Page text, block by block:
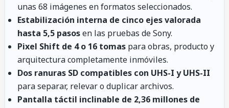
unas 68 imágenes en formatos seleccionados.
Estabilización interna de cinco ejes valorada
hasta 5,5 pasosen las pruebas de Sony.
Pixel Shift de 4 o 16 tomas para obras, producto y
arquitectura completamente inmóviles.
Dos ranuras SD compatibles con UHS-I y UHS-II
para separar, relevar o duplicar archivos.
Pantalla táctil inclinable de 2,36 millones de